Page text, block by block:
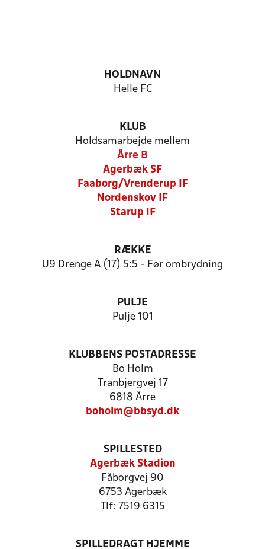
HOLDNAVN
Helle FC
KLUB
Holdsamarbejde mellem
Årre B
Agerbæk SF
Faaborg/Vrenderup IF
Nordenskov IF
Starup IF
RÆKKE
U9 Drenge A (17) 5:5 - Før ombrydning
PULJE
Pulje 101
KLUBBENS POSTADRESSE
Bo Holm
Tranbjergvej 17
6818 Årre
boholm@bbsyd.dk
SPILLESTED
Agerbæk Stadion
Fåborgvej 90
6753 Agerbæk
Tlf: 7519 6315
SPILLEDRAGT HJEMME